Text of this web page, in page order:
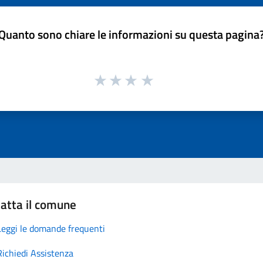
sono chiare le informazioni su questa
il comune
le domande frequenti
Assistenza